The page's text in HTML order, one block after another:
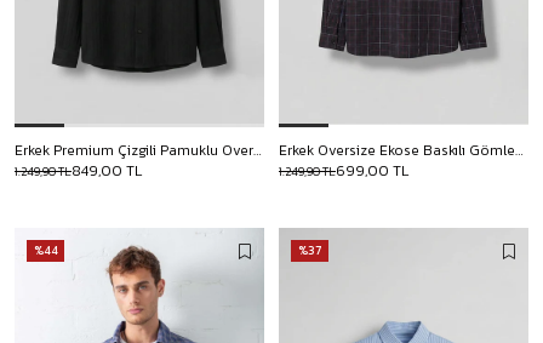
Erkek Premium Çizgili Pamuklu Oversize Gömlek Siyah
849,00 TL
1.249,90 TL
Erkek Oversize Ekose Baskılı Gömlek Antrasit
699,00 TL
1.249,90 TL
%44 %37